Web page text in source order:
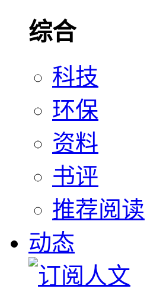
综合
科技
环保
资料
书评
推荐阅读
动态